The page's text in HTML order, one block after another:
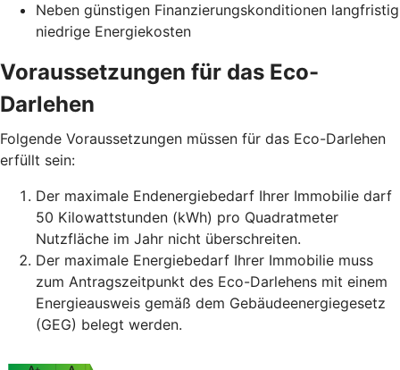
Neben günstigen Finanzierungskonditionen langfristig
niedrige Energiekosten
Voraussetzungen für das Eco-
Darlehen
Folgende Voraussetzungen müssen für das Eco-Darlehen
erfüllt sein:
Der maximale Endenergiebedarf Ihrer Immobilie darf
50 Kilowattstunden (kWh) pro Quadratmeter
Nutzfläche im Jahr nicht überschreiten.
Der maximale Energiebedarf Ihrer Immobilie muss
zum Antragszeitpunkt des Eco-Darlehens mit einem
Energieausweis gemäß dem Gebäudeenergiegesetz
(GEG) belegt werden.